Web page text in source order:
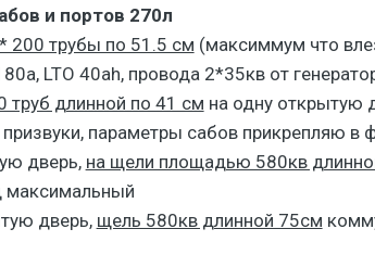
и портов 270л
200 трубы по 51.5 см (максиммум что
LTO 40ah, провода 2*35кв от
труб длинной по 41 см на одну открытую
параметры сабов прикрепляю в
дверь, на щели площадью 580кв
дверь, щель 580кв длинной 75см